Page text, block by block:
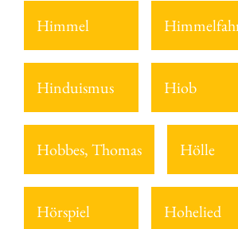
Himmel
Hinduismus Hiob
Hobbes, Thomas Hölle
Hörspiel Hohelied